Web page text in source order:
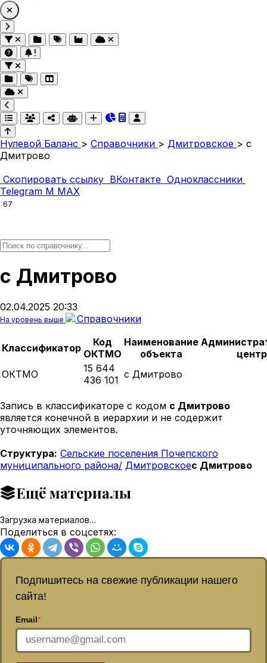
Нулевой Баланс > Справочники > Дмитровское > с
Дмитрово
Скопировать ссылку ВКонтакте Одноклассники
Telegram M MAX
67
с Дмитрово
02.04.2025 20:33
На уровень выше Справочники
Классификатор
Код
ОКТМО
Наименование
объекта
центр
ОКТМО
15 644
436 101 с Дмитрово
Запись в классификаторе с кодом с Дмитрово
является конечной в иерархии и не содержит
уточняющих элементов.
Структура: Сельские поселения Почепского
муниципального района/ Дмитровскоес Дмитрово
Ещё материалы
Загрузка материалов…
Поделиться в соцсетях:
Подпишитесь на свежие публикации нашего
сайта!
Email*